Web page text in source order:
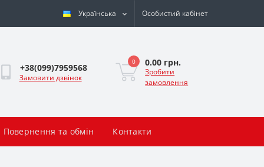
Українська Особистий кабінет
+38(099)7959568
Замовити дзвінок
0 0.00 грн.
Зробити
замовлення
Повернення та обмін Контакти